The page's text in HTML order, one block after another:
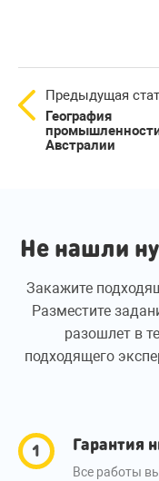
Предыдущая
География
Австралии
Не нашли
Закажите
Разместите
разошлет в
подходящего
Гарантия
Все работы